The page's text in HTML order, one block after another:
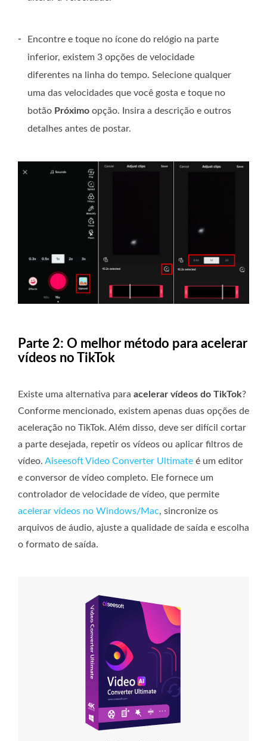
-
Encontre e toque no ícone do relógio na parte
inferior, existem 3 opções de velocidade
diferentes na linha do tempo. Selecione qualquer
uma das velocidades que você gosta e toque no
botão Próximo opção. Insira a descrição e outros
detalhes antes de postar.
Parte 2: O melhor método para acelerar
vídeos no TikTok
Existe uma alternativa para acelerar vídeos do TikTok?
Conforme mencionado, existem apenas duas opções de
aceleração no TikTok. Além disso, deve ser difícil cortar
a parte desejada, repetir os vídeos ou aplicar filtros de
vídeo. Aiseesoft Video Converter Ultimate é um editor
e conversor de vídeo completo. Ele fornece um
controlador de velocidade de vídeo, que permite
acelerar vídeos no Windows/Mac, sincronize os
arquivos de áudio, ajuste a qualidade de saída e escolha
o formato de saída.